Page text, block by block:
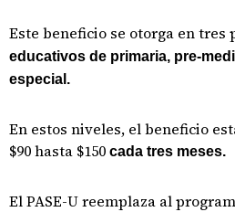
Este beneficio se otorga en tres
educativos de primaria, pre-
especial.
En estos niveles, el beneficio
$90 hasta $150 cada tres meses.
El PASE-U reemplaza al